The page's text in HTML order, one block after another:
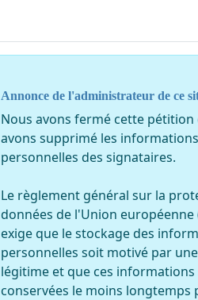
Annonce de l'administrateur de ce
Nous avons fermé cette pétition
avons supprimé les informations
personnelles des signataires.
Le règlement général sur la
données de l'Union européenne
exige que le stockage des
personnelles soit motivé par
légitime et que ces
conservées le moins longtemps